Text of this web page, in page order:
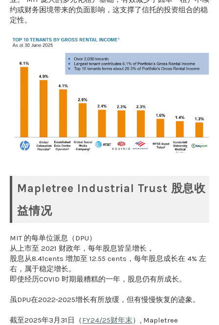
约或财务困境带来的负面影响，这支撑了信托的投资组合的稳
定性。
Mapletree Industrial Trust 股息收
益情况
MIT 的每单位派息（DPU）
从上市至 2021 财政年，每年股息皆呈增长，
股息从8.41cents 增加至 12.55 cents，每年股息成长在 4% 左
右，属于稳定增长。
即使经历COVID 时期最糟糕的一年，股息仍有所成长。
虽DPU在2022-2025增长有所放缓，但有慢慢恢复的迹象。
截至2025年3月31日（FY24/25财年末）, Mapletree